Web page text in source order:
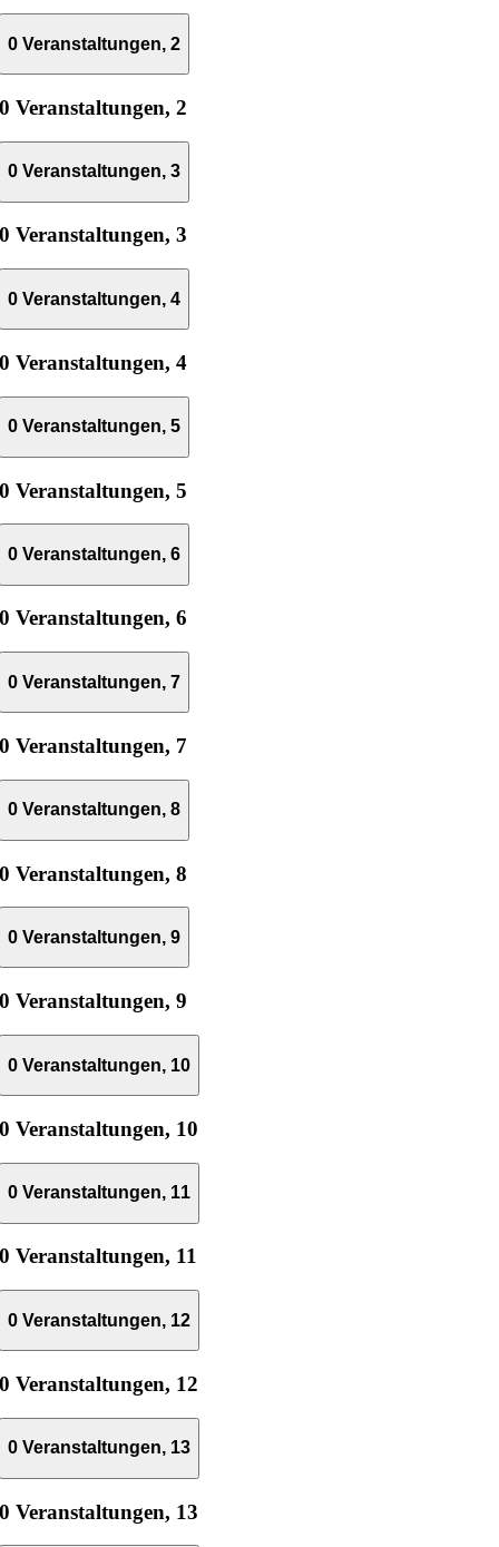
0 Veranstaltungen,2
0 Veranstaltungen,2
0 Veranstaltungen,3
0 Veranstaltungen,3
0 Veranstaltungen,4
0 Veranstaltungen,4
0 Veranstaltungen,5
0 Veranstaltungen,5
0 Veranstaltungen,6
0 Veranstaltungen,6
0 Veranstaltungen,7
0 Veranstaltungen, 7
0 Veranstaltungen,8
0 Veranstaltungen,8
0 Veranstaltungen,9
0 Veranstaltungen,9
0 Veranstaltungen, 10
0 Veranstaltungen, 10
0 Veranstaltungen, 11
0 Veranstaltungen, 11
0 Veranstaltungen, 12
0 Veranstaltungen, 12
0 Veranstaltungen, 13
0 Veranstaltungen, 13